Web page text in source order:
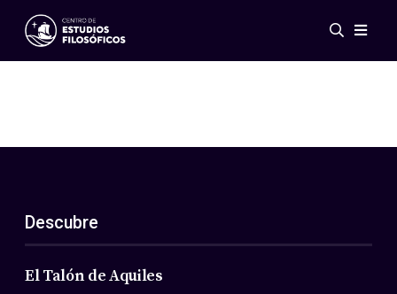
Eventos
ES
EN
Acerca de nosotros
Miembros
Descubre
El Talón de Aquiles